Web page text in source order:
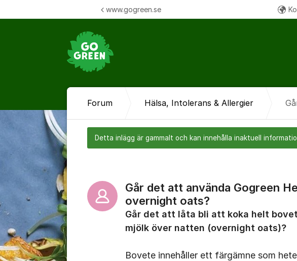
www.gogreen.se
Forum Hälsa, Intolerans & Allergier
Detta inlägg är gammalt och kan innehålla inaktuell
Går det att använda Gogreen
overnight oats?
Går det att låta bli att koka helt
mjölk över natten (overnight oats)?
Bovete innehåller ett färgämne som